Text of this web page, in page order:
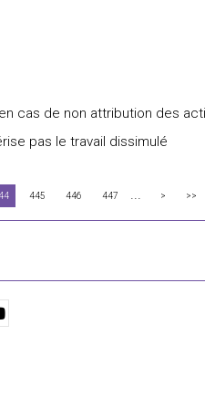
cas de non attribution des
pas le travail dissimulé
445 446 447 ... > >>